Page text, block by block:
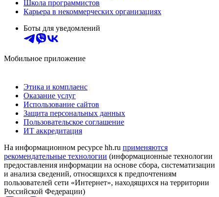
Школа программистов
Карьера в некоммерческих организациях
Боты для уведомлений
Мобильное приложение
Этика и комплаенс
Оказание услуг
Использование сайтов
Защита персональных данных
Пользовательское соглашение
ИТ аккредитация
На информационном ресурсе hh.ru применяются
рекомендательные технологии (информационные технологии
предоставления информации на основе сбора, систематизации
и анализа сведений, относящихся к предпочтениям
пользователей сети «Интернет», находящихся на территории
Российской Федерации)